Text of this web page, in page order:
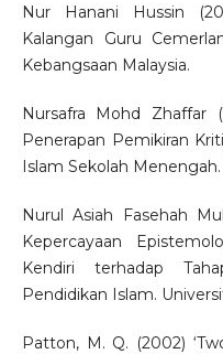
Nur Hanani Hussin
Kalangan Guru
Kebangsaan Malaysia.
Nursafra Mohd Zhaffar
Penerapan Pemikiran
Islam Sekolah
Nurul Asiah Fasehah
Kepercayaan
Kendiri terhadap
Pendidikan Islam.
Patton, M. Q. (2002)